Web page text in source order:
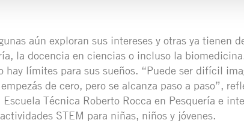
aún exploran sus intereses y otras ya tienen
la docencia en ciencias o incluso la
hay límites para sus sueños. “Puede ser difícil
de cero, pero se alcanza paso a paso”,
Técnica Roberto Rocca en Pesquería e
STEM para niñas, niños y jóvenes.